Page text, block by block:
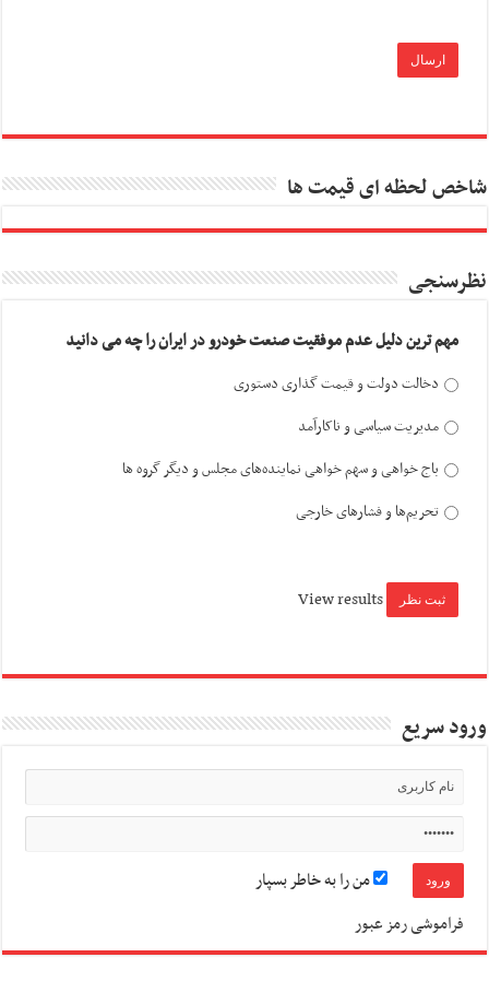
شاخص لحظه ای قیمت ها
نظرسنجی
مهم ترین دلیل عدم موفقیت صنعت خودرو در ایران را چه می دانید
دخالت دولت و قیمت گذاری دستوری
مدیریت سیاسی و ناکارآمد
باج خواهی و سهم خواهی نماینده‌های مجلس و دیگر گروه ها
تحریم‌ها و فشارهای خارجی
View results
ورود سریع
من را به خاطر بسپار
فراموشی رمز عبور